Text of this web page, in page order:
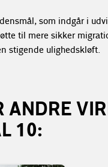
som indgår i
til mere sikker
stigende ulighedskløft.
ANDRE
10: